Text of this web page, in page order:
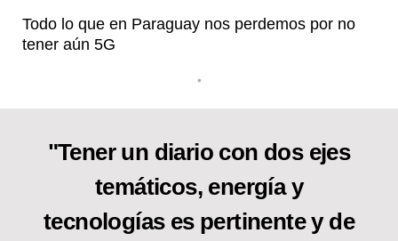
Todo lo que en Paraguay nos perdemos por no
tener aún 5G
•
"Tener un diario con dos ejes
temáticos, energía y
tecnologías es pertinente y de